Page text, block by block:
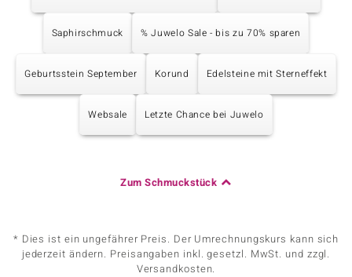
Saphirschmuck % Juwelo Sale - bis zu 70% sparen
Geburtsstein September Korund Edelsteine mit Sterneffekt
Websale Letzte Chance bei Juwelo
Zum Schmuckstück
* Dies ist ein ungefährer Preis. Der Umrechnungskurs kann sich
jederzeit ändern. Preisangaben inkl. gesetzl. MwSt. und zzgl.
Versandkosten.